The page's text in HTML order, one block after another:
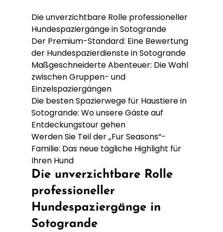
Die unverzichtbare Rolle professioneller
Hundespaziergänge in Sotogrande
Der Premium-Standard: Eine Bewertung
der Hundespazierdienste in Sotogrande
Maßgeschneiderte Abenteuer: Die Wahl
zwischen Gruppen- und
Einzelspaziergängen
Die besten Spazierwege für Haustiere in
Sotogrande: Wo unsere Gäste auf
Entdeckungstour gehen
Werden Sie Teil der „Fur Seasons“-
Familie: Das neue tägliche Highlight für
Ihren Hund
Die unverzichtbare Rolle
professioneller
Hundespaziergänge in
Sotogrande